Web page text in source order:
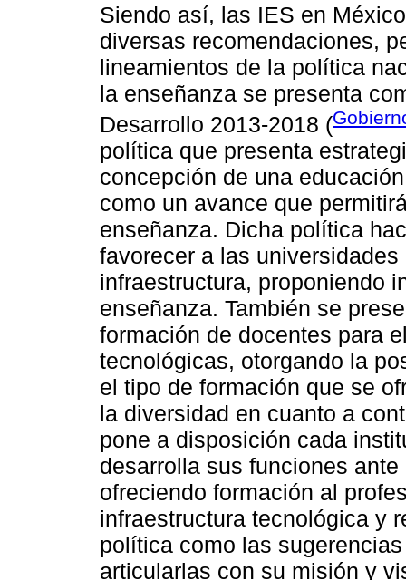
Siendo así, las IES en
diversas recomendaciones,
lineamientos de la política
la enseñanza se presenta
Desarrollo 2013-2018 (
política que presenta
concepción de una
como un avance que
enseñanza. Dicha política
favorecer a las
infraestructura, proponiendo
enseñanza. También se
formación de docentes para
tecnológicas, otorgando la
el tipo de formación que se
la diversidad en cuanto a
pone a disposición cada
desarrolla sus funciones
ofreciendo formación al
infraestructura tecnológica y
política como las
articularlas con su misión y